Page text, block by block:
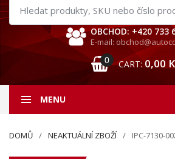
Hledat
produkty
OBCHOD: +420 733
E-mail:
0 CART: 0,00
MENU
DOMŮ NEAKTUÁLNÍ ZBOŽÍ IPC-7130-